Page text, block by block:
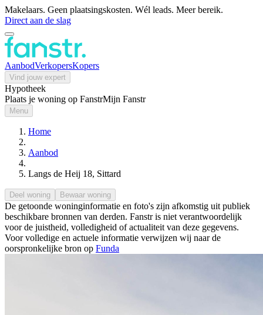
Makelaars. Geen plaatsingskosten. Wél leads. Meer bereik.
Direct aan de slag
AanbodVerkopersKopers
Vind jouw expert
Hypotheek
Plaats je woning op FanstrMijn Fanstr
Menu
Home
Aanbod
Langs de Heij 18, Sittard
Deel woning Bewaar woning
De getoonde woninginformatie en foto's zijn afkomstig uit publiek
beschikbare bronnen van derden. Fanstr is niet verantwoordelijk
voor de juistheid, volledigheid of actualiteit van deze gegevens.
Voor volledige en actuele informatie verwijzen wij naar de
oorspronkelijke bron op Funda